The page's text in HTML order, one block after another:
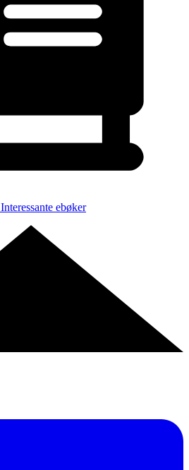
Interessante ebøker